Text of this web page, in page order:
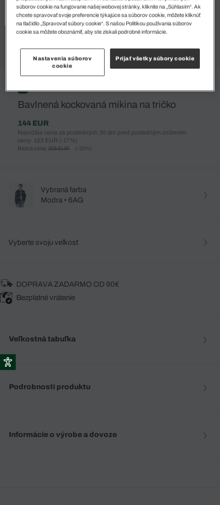
%
Bavlnená kockovaná mikina na tričko
144 EUR
Najnižšia cena za posledných 30 dní pred posledným znížením
ceny: 123 EUR (-17%)
Bežná cena: 205 EUR (-30%)
Vybraná farba
Modra • 6AG
Vyberte svoju veľkosť
DOPRAVA ZADARMO OD 90€
Bezplatné vrátenie
Veľkostná tabuľka
Podrobnosti produktu
Informácie o výrobe a dovoze
súborov cookie na fungovanie našej webovej stránky, kliknite na „Súhlasím“. Ak
chcete spravovať svoje preferencie týkajúce sa súborov cookie, môžete kliknúť
na tlačidlo „Spravovať súbory cookie“. S našou Politikou používania súborov
cookie sa môžete oboznámiť, aby ste získali podrobné informácie.
Nastavenia súborov
cookie
Prijať všetky súbory cookie